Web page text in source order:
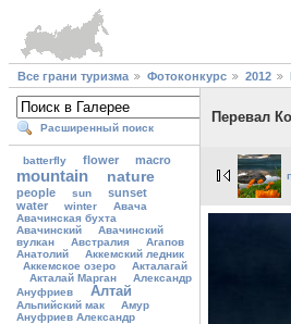
Все грани туризма Фотоконкурс 2012
Расширенный поиск
batterfly flower macro
mountain nature
people sun
sunset
water
winter
Авача
Авачинская бухта
Авачинский
Авачинский
вулкан
Австралия
Агапов
Анатолий
Аккемский ледник
Аккемское озеро
Акталагай
Акталай Марган
Александр
Ануфриев
Алтай
Альпийский мак
Амур
Ануфриев Александр
Перевал